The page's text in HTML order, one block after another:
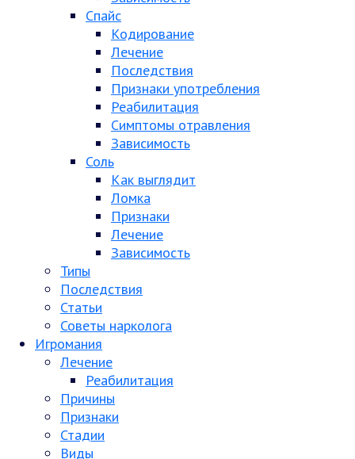
Спайс
Кодирование
Лечение
Последствия
Признаки употребления
Реабилитация
Симптомы отравления
Зависимость
Соль
Как выглядит
Ломка
Признаки
Лечение
Зависимость
Типы
Последствия
Статьи
Советы нарколога
Игромания
Лечение
Реабилитация
Причины
Признаки
Стадии
Виды